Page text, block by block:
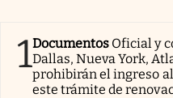
1Documentos Oficial y
Dallas, Nueva York,
prohibirán el ingreso
este trámite de